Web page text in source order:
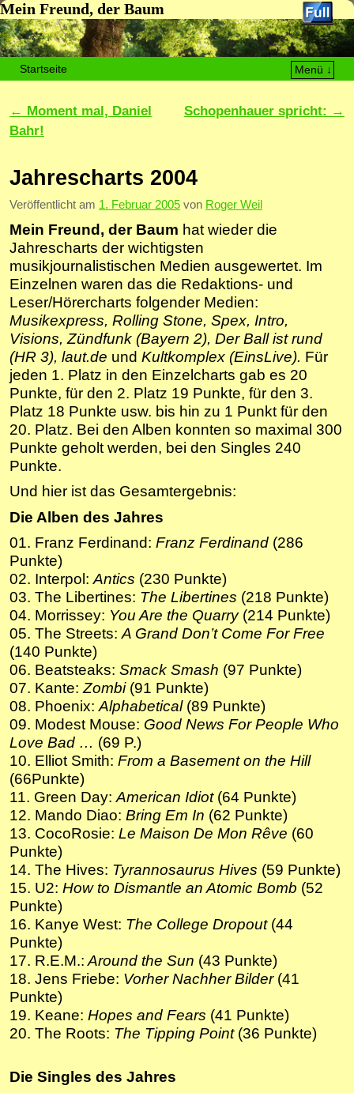
Mein Freund, der Baum
Startseite
Menü ↓
Artikelnavigation
← Moment mal, Daniel
Bahr!
Schopenhauer spricht: →
Jahrescharts 2004
Veröffentlicht am 1. Februar 2005 von Roger Weil
Mein Freund, der Baum hat wieder die
Jahrescharts der wichtigsten
musikjournalistischen Medien ausgewertet. Im
Einzelnen waren das die Redaktions- und
Leser/Hörercharts folgender Medien:
Musikexpress, Rolling Stone, Spex, Intro,
Visions, Zündfunk (Bayern 2), Der Ball ist rund
(HR 3), laut.de und Kultkomplex (EinsLive). Für
jeden 1. Platz in den Einzelcharts gab es 20
Punkte, für den 2. Platz 19 Punkte, für den 3.
Platz 18 Punkte usw. bis hin zu 1 Punkt für den
20. Platz. Bei den Alben konnten so maximal 300
Punkte geholt werden, bei den Singles 240
Punkte.
Und hier ist das Gesamtergebnis:
Die Alben des Jahres
01. Franz Ferdinand: Franz Ferdinand (286
Punkte)
02. Interpol: Antics (230 Punkte)
03. The Libertines: The Libertines (218 Punkte)
04. Morrissey: You Are the Quarry(214 Punkte)
05. The Streets: A Grand Don’t Come For Free
(140 Punkte)
06. Beatsteaks: Smack Smash (97 Punkte)
07. Kante: Zombi(91 Punkte)
08. Phoenix: Alphabetical(89 Punkte)
09. Modest Mouse: Good News For People Who
Love Bad … (69 P.)
10. Elliot Smith: From a Basement on the Hill
(66Punkte)
11. Green Day: American Idiot(64 Punkte)
12. Mando Diao: Bring Em In (62 Punkte)
13. CocoRosie: Le Maison De Mon Rêve (60
Punkte)
14. The Hives: Tyrannosaurus Hives (59 Punkte)
15. U2: How to Dismantle an Atomic Bomb (52
Punkte)
16. Kanye West: The College Dropout(44
Punkte)
17. R.E.M.: Around the Sun (43 Punkte)
18. Jens Friebe: Vorher Nachher Bilder(41
Punkte)
19. Keane: Hopes and Fears (41 Punkte)
20. The Roots: The Tipping Point(36 Punkte)
Die Singles des Jahres